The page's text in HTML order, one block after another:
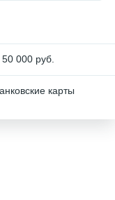
000 руб.
карты